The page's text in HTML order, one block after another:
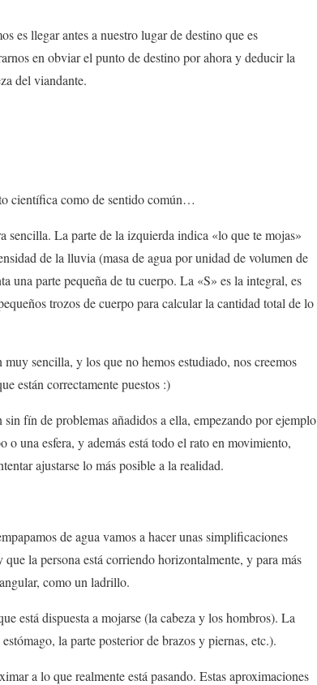
es llegar antes a nuestro lugar de destino que es
en obviar el punto de destino por ahora y deducir la
del viandante.
científica como de sentido común…
sencilla. La parte de la izquierda indica «lo que te mojas»
de la lluvia (masa de agua por unidad de volumen de
una parte pequeña de tu cuerpo. La «S» es la integral, es
trozos de cuerpo para calcular la cantidad total de lo
sencilla, y los que no hemos estudiado, nos creemos
están correctamente puestos :)
fín de problemas añadidos a ella, empezando por ejemplo
una esfera, y además está todo el rato en movimiento,
ajustarse lo más posible a la realidad.
de agua vamos a hacer unas simplificaciones
la persona está corriendo horizontalmente, y para más
como un ladrillo.
está dispuesta a mojarse (la cabeza y los hombros). La
la parte posterior de brazos y piernas, etc.).
a lo que realmente está pasando. Estas aproximaciones